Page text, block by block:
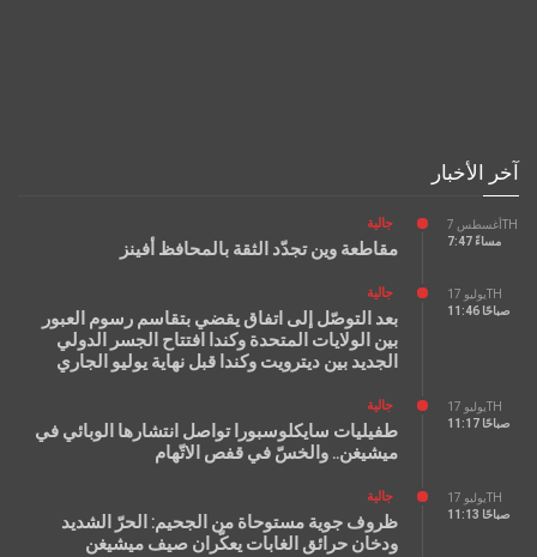
آخر الأخبار
أغسطس 7TH
7:47 مساءً
جالية
مقاطعة وين تجدّد الثقة بالمحافظ أفينز
يوليو 17TH
11:46 صباحًا
جالية
بعد التوصّل إلى اتفاق يقضي بتقاسم رسوم العبور
بين الولايات المتحدة وكندا افتتاح الجسر الدولي
الجديد بين ديترويت وكندا قبل نهاية يوليو الجاري
يوليو 17TH
11:17 صباحًا
جالية
طفيليات سايكلوسبورا تواصل انتشارها الوبائي في
ميشيغن.. والخسّ في قفص الاتّهام
يوليو 17TH
11:13 صباحًا
جالية
ظروف جوية مستوحاة من الجحيم: الحرّ الشديد
ودخان حرائق الغابات يعكّران صيف ميشيغن